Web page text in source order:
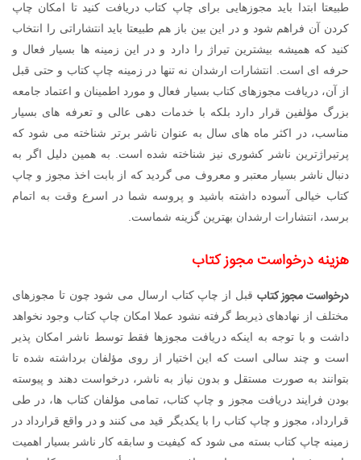
طبیعتا ابتدا باید مجوزهایی برای چاپ کتاب دریافت کنید تا امکان چاپ
کردن آن فراهم شود و در این بین باز هم طبیعتا باید انتشاراتی را انتخاب
کنید که همیشه بیشترین تیراژ را دارد و در این زمینه ها بسیار فعال و
حرفه ای است. انتشارات ارشدان نه تنها در زمینه چاپ کتاب و حتی قبل
از آن، دریافت مجوزهای کتاب بسیار فعال و مورد اطمینان و اعتماد جامعه
بزرگ مؤلفین قرار دارد بلکه با خدمات دهی عالی و تعرفه های بسیار
مناسب، در اکثر ماه های سال به عنوان ناشر برتر شناخته می شود که
پرتیراژترین ناشر کشوری نیز شناخته شده است. به همین دلیل اگر به
دنبال ناشر بسیار معتبر و معروف می گردید که از بابت اخذ مجوز و چاپ
کتاب خیالی آسوده داشته باشید و پروسه شما در اسرع وقت به اتمام
برسد، انتشارات ارشدان بهترین گزینه شماست.
هزینه درخواست مجوز کتاب
درخواست مجوز کتاب قبل از چاپ کتاب ارسال می شود چون تا مجوزهای
مختلف از نهادهای ذیربط گرفته نشود عملا امکان چاپ کتاب وجود نخواهد
داشت و با توجه به اینکه دریافت مجوزها فقط توسط ناشر امکان پذیر
است و چند سالی است که این اختیار از روی مؤلفان برداشته شده تا
بتوانند به صورت مستقل و بدون نیاز به ناشر، درخواست دهند و پیوسته
بودن فرایند دریافت مجوز و چاپ کتاب، تمامی مؤلفان کتاب ها، در طی
قرارداد، مجوز و چاپ کتاب را با یکدیگر قید می کنند و در واقع قرارداد در
زمینه چاپ کتاب بسته می شود که کیفیت و سابقه کار ناشر بسیار اهمیت